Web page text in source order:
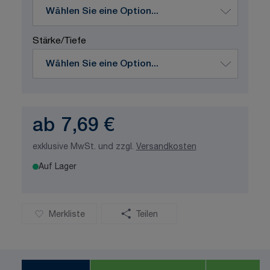
Stärke/Tiefe
ab 7,69 €
exklusive MwSt. und zzgl. Versandkosten
Auf Lager
Merkliste Teilen